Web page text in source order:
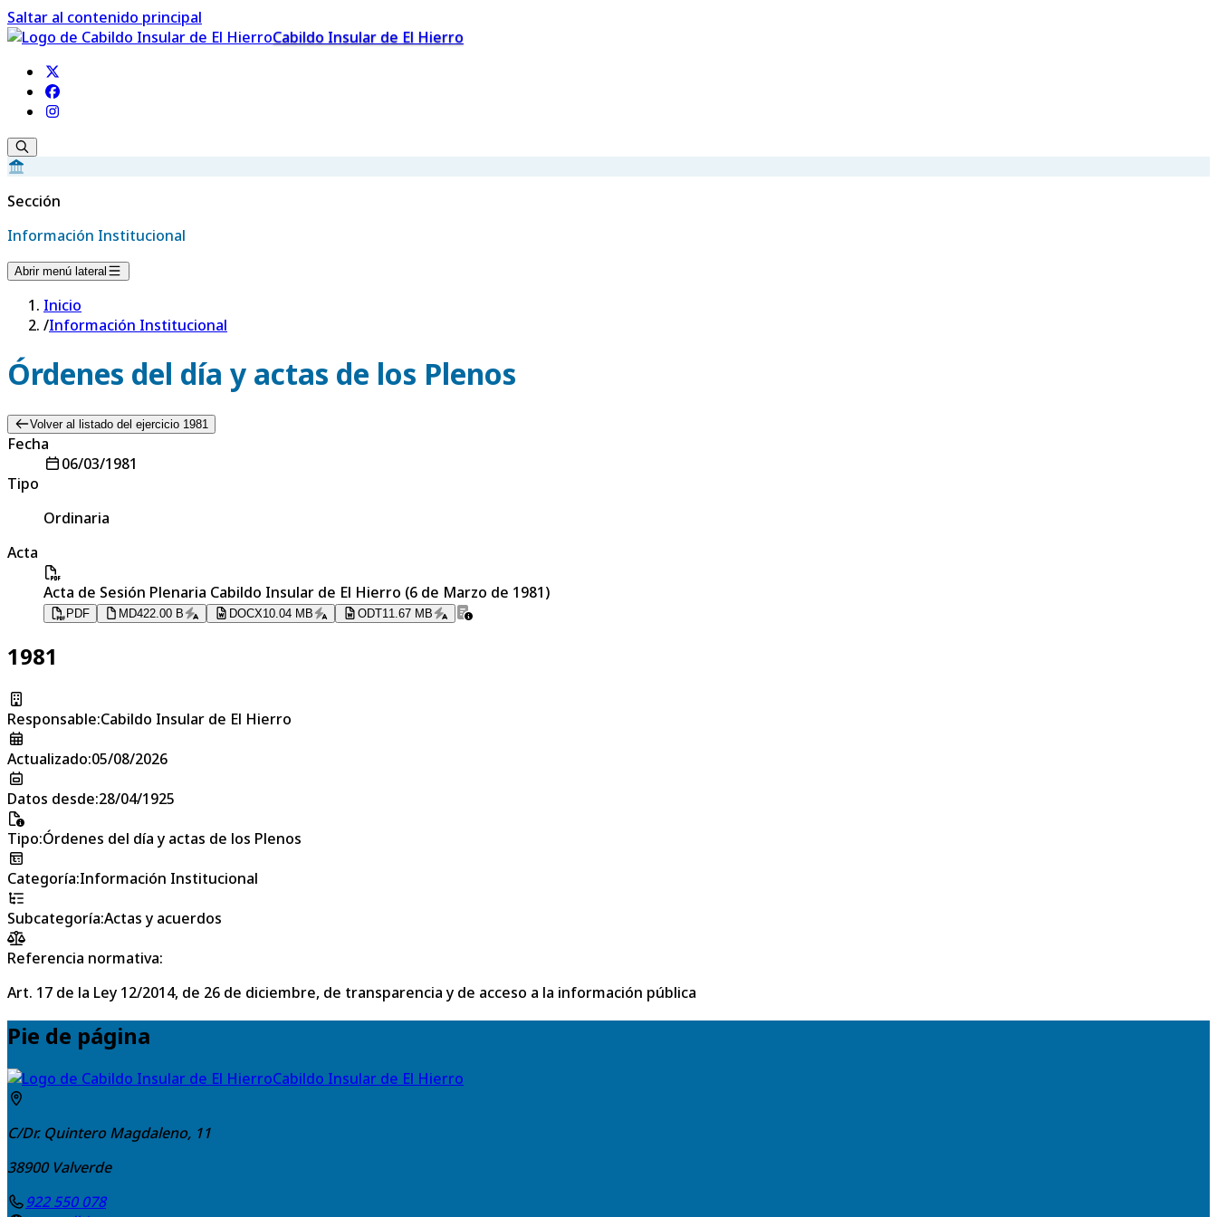
Saltar al contenido principal
Cabildo Insular de El Hierro
Sección
Información Institucional
Abrir menú lateral
Inicio
/Información Institucional
Órdenes del día y actas de los Plenos
Volver al listado del ejercicio 1981
Fecha
06/03/1981
Tipo
Ordinaria
Acta
Acta de Sesión Plenaria Cabildo Insular de El Hierro (6 de Marzo de 1981)
PDF MD422.00 B DOCX10.04 MB ODT11.67 MB
1981
Responsable:Cabildo Insular de El Hierro
Actualizado:05/08/2026
Datos desde:28/04/1925
Tipo:Órdenes del día y actas de los Plenos
Categoría:Información Institucional
Subcategoría:Actas y acuerdos
Referencia normativa:
Art. 17 de la Ley 12/2014, de 26 de diciembre, de transparencia y de acceso a la información pública
Pie de página
Cabildo Insular de El Hierro
C/Dr. Quintero Magdaleno, 11
38900 Valverde
922 550 078